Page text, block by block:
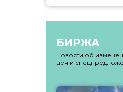
БИРЖА
Новости об
цен и